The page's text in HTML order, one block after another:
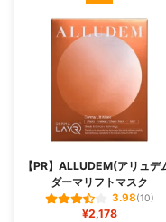
【PR】ALLUDEM(アリュデ
ダーマリフトマスク
3.98(10)
¥2,178